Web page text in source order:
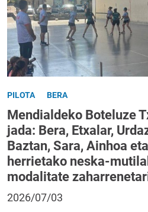
PILOTA BERA
Mendialdeko Boteluze
jada: Bera, Etxalar,
Baztan, Sara, Ainhoa
herrietako neska-
modalitate
2026/07/03